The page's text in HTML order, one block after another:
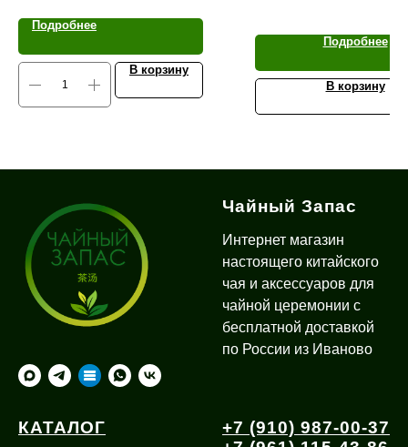
Подробнее
В корзину
Подробнее
В корзину
Чайный Запас
Интернет магазин
настоящего китайского
чая и аксессуаров для
чайной церемонии с
бесплатной доставкой
по России из Иваново
КАТАЛОГ
+7 (910) 987-00-37